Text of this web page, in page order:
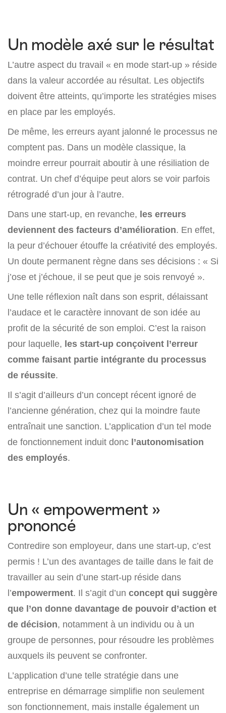
Un modèle axé sur le résultat
L’autre aspect du travail « en mode start-up » réside
dans la valeur accordée au résultat. Les objectifs
doivent être atteints, qu’importe les stratégies mises
en place par les employés.
De même, les erreurs ayant jalonné le processus ne
comptent pas. Dans un modèle classique, la
moindre erreur pourrait aboutir à une résiliation de
contrat. Un chef d’équipe peut alors se voir parfois
rétrogradé d’un jour à l’autre.
Dans une start-up, en revanche, les erreurs
deviennent des facteurs d’amélioration. En effet,
la peur d’échouer étouffe la créativité des employés.
Un doute permanent règne dans ses décisions : « Si
j’ose et j’échoue, il se peut que je sois renvoyé ».
Une telle réflexion naît dans son esprit, délaissant
l’audace et le caractère innovant de son idée au
profit de la sécurité de son emploi. C’est la raison
pour laquelle, les start-up conçoivent l’erreur
comme faisant partie intégrante du processus
de réussite.
Il s’agit d’ailleurs d’un concept récent ignoré de
l’ancienne génération, chez qui la moindre faute
entraînait une sanction. L’application d’un tel mode
de fonctionnement induit donc l’autonomisation
des employés.
Un « empowerment »
prononcé
Contredire son employeur, dans une start-up, c’est
permis ! L’un des avantages de taille dans le fait de
travailler au sein d’une start-up réside dans
l’empowerment. Il s’agit d’un concept qui suggère
que l’on donne davantage de pouvoir d’action et
de décision, notamment à un individu ou à un
groupe de personnes, pour résoudre les problèmes
auxquels ils peuvent se confronter.
L’application d’une telle stratégie dans une
entreprise en démarrage simplifie non seulement
son fonctionnement, mais installe également un